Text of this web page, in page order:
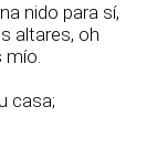
nido para sí,
altares, oh
mío.
casa;